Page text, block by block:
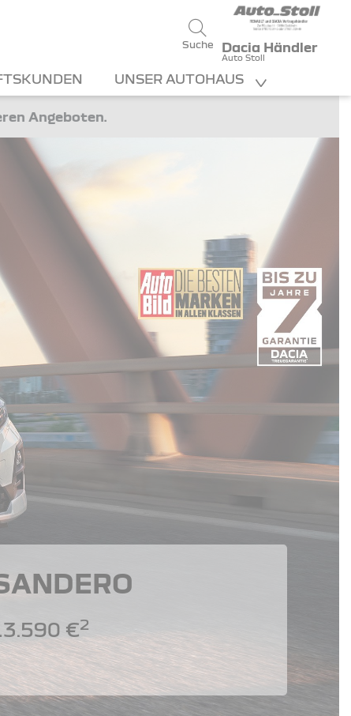
Suche Dacia Händler
Auto Stoll
UNSER AUTOHAUS
Angeboten.
€2